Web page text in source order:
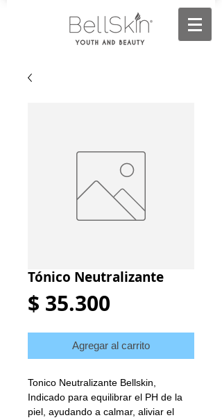
Tónico Neutralizante
$ 35.300
Agregar al carrito
Tonico Neutralizante Bellskin,
Indicado para equilibrar el PH de la
piel, ayudando a calmar, aliviar el